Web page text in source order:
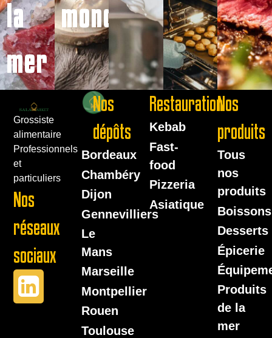
la
mer
monde
Grossiste
alimentaire
Professionnels
et
particuliers
Nos
réseaux
sociaux
Nos
dépôts
Bordeaux
Chambéry
Dijon
Gennevilliers
Le
Mans
Marseille
Montpellier
Rouen
Toulouse
Restauration
Kebab
Fast-
food
Pizzeria
Asiatique
Nos
produits
Tous
nos
produits
Boissons
Desserts
Épicerie
Produits
de la
mer